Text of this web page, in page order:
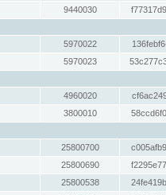
9440030
5970022
5970023
4960020
3800010
25800700
25800690
25800538